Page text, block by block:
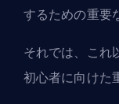
するための重要
それでは、これ
初心者に向けた